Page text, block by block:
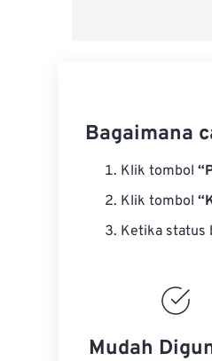
Bagaimana
Klik tombol
Klik tombol
Ketika status
Mudah